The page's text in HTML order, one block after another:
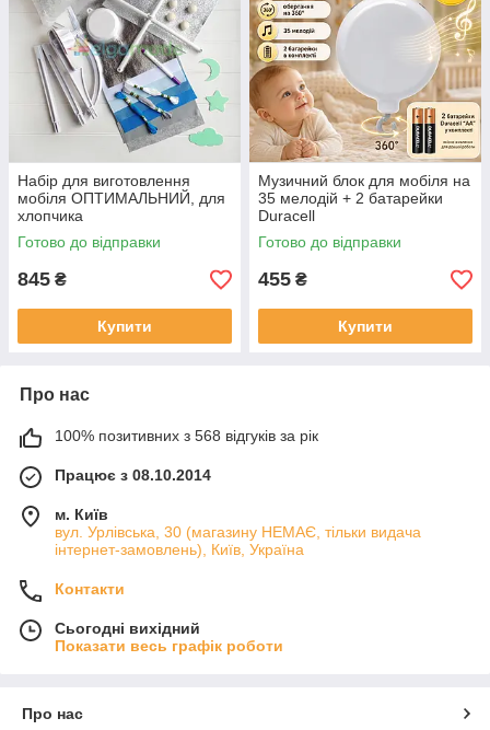
Набір для виготовлення
мобіля ОПТИМАЛЬНИЙ, для
хлопчика
Готово до відправки
845 ₴
Купити
Музичний блок для мобіля на
35 мелодій + 2 батарейки
Duracell
Готово до відправки
455 ₴
Купити
Про нас
100% позитивних з 568 відгуків за рік
Працює з 08.10.2014
м. Київ
вул. Урлівська, 30 (магазину НЕМАЄ, тільки видача
інтернет-замовлень), Київ, Україна
Контакти
Сьогодні вихідний
Показати весь графік роботи
Про нас